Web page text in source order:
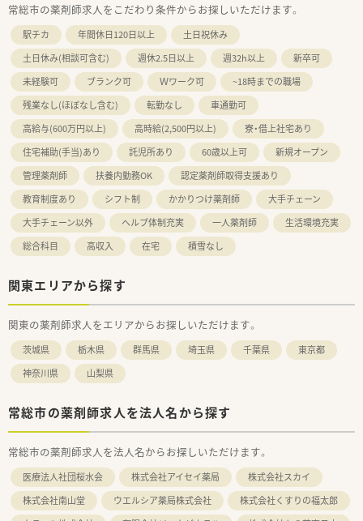
常総市の薬剤師求人をこだわり条件からお探しいただけます。
駅チカ 年間休日120日以上
土日祝休み
土日休み(相談可含む)
週休2.5日以上 週32h以上
新卒可
未経験可
ブランク可 Ｗワーク可
~18時までの職場
残業なし(ほぼなし含む)
転勤なし
車通勤可
高給与(600万円以上)
高時給(2,500円以上)
寮・借上社宅あり
住宅補助(手当)あり
託児所あり 60歳以上可
新規オープン
管理薬剤師
扶養内勤務OK
認定薬剤師取得支援あり
教育制度あり
シフト制 かかりつけ薬剤師
大手チェーン
大手チェーン以外
ヘルプ体制充実 一人薬剤師
生活環境充実
総合科目
高収入 在宅 積雪なし
関東エリアから探す
関東の薬剤師求人をエリアからお探しいただけます。
茨城県 栃木県 群馬県 埼玉県 千葉県
東京都
神奈川県
山梨県
常総市の薬剤師求人を法人名から探す
常総市の薬剤師求人を法人名からお探しいただけます。
医療法人社団桜水会 株式会社アイセイ薬局
株式会社スカイ
株式会社南山堂
ウエルシア薬局株式会社
株式会社くすりの福太郎